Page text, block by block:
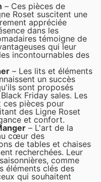
– Ces pièces de
Roset suscitent une
appréciée
dans les
témoigne de
qui leur
incontournables des
– Les lits et éléments
un succès
sont proposés
Friday sales. Les
ces pièces pour
des Ligne Roset
et confort.
– L'art de la
cœur des
de tables et chaises
recherchées. Leur
comme
éléments clés des
qui souhaitent